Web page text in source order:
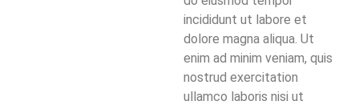
incididunt ut labore et
dolore magna aliqua. Ut
enim ad minim veniam, quis
nostrud exercitation
ullamco laboris nisi ut